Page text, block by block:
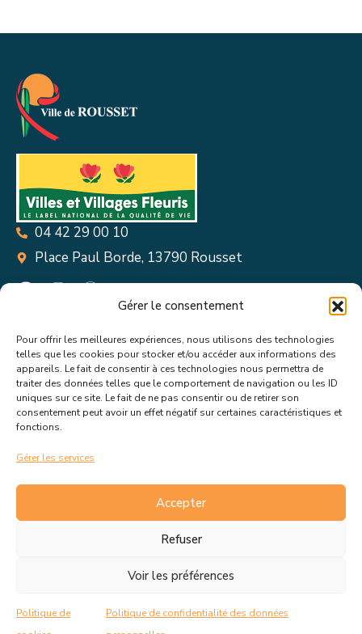
Gérer le consentement
Pour offrir les meilleures expériences, nous utilisons des technologies
telles que les cookies pour stocker et/ou accéder aux informations des
appareils. Le fait de consentir à ces technologies nous permettra de
traiter des données telles que le comportement de navigation ou les ID
uniques sur ce site. Le fait de ne pas consentir ou de retirer son
consentement peut avoir un effet négatif sur certaines caractéristiques et
fonctions.
Gérer les services
Accepter
Refuser
Voir les préférences
Politique de
Politique de confidentialité des données
04 42 29 00 10
Place Paul Borde, 13790 Rousset
Suivez toutes les informations &
actualités de votre ville !
mairie de Rousset. En savoir plus sur la gestion de mes
Politique de confidentialité
Mentions Légales